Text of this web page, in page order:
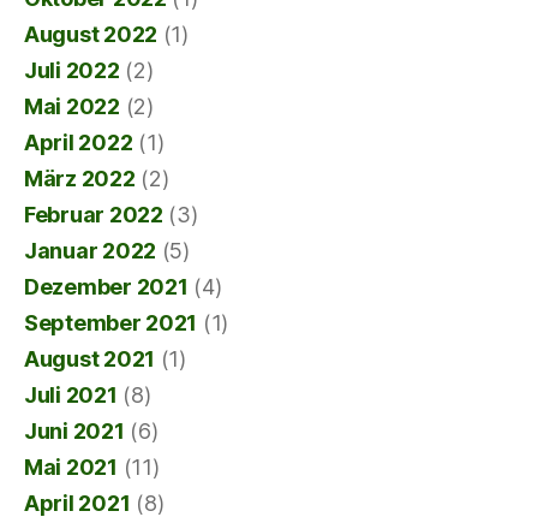
August 2022 (1)
Juli 2022 (2)
Mai 2022 (2)
April 2022 (1)
März 2022 (2)
Februar 2022 (3)
Januar 2022 (5)
Dezember 2021 (4)
September 2021 (1)
August 2021 (1)
Juli 2021 (8)
Juni 2021 (6)
Mai 2021 (11)
April 2021 (8)